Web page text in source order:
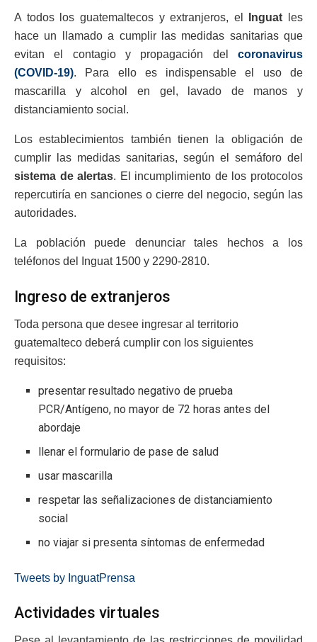
A todos los guatemaltecos y extranjeros, el Inguat les
hace un llamado a cumplir las medidas sanitarias que
evitan el contagio y propagación del coronavirus
(COVID-19). Para ello es indispensable el uso de
mascarilla y alcohol en gel, lavado de manos y
distanciamiento social.
Los establecimientos también tienen la obligación de
cumplir las medidas sanitarias, según el semáforo del
sistema de alertas. El incumplimiento de los protocolos
repercutiría en sanciones o cierre del negocio, según las
autoridades.
La población puede denunciar tales hechos a los
teléfonos del Inguat 1500 y 2290-2810.
Ingreso de extranjeros
Toda persona que desee ingresar al territorio
guatemalteco deberá cumplir con los siguientes
requisitos:
presentar resultado negativo de prueba
PCR/Antígeno, no mayor de 72 horas antes del
abordaje
llenar el formulario de pase de salud
usar mascarilla
respetar las señalizaciones de distanciamiento
social
no viajar si presenta síntomas de enfermedad
Tweets by InguatPrensa
Actividades virtuales